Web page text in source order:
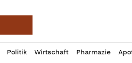
Deutsche Apotheker
Politik Wirtschaft Pharmazie
Profil
öffnen
Daz
Pur